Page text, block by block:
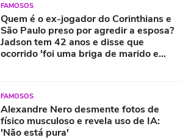
FAMOSOS
Quem é o ex-jogador do Corinthians e
São Paulo preso por agredir a esposa?
Jadson tem 42 anos e disse que
ocorrido 'foi uma briga de marido e
FAMOSOS
Alexandre Nero desmente fotos de
físico musculoso e revela uso de IA:
'Não está pura'